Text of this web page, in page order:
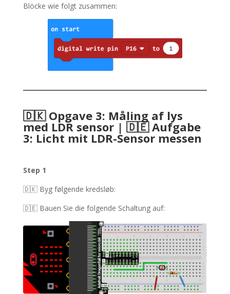
Blöcke wie folgt zusammen:
🇩🇰 Opgave 3: Måling af lys
med LDR sensor | 🇩🇪 Aufgabe
3: Licht mit LDR-Sensor messen
Step 1
🇩🇰 Byg følgende kredsløb:
🇩🇪 Bauen Sie die folgende Schaltung auf: